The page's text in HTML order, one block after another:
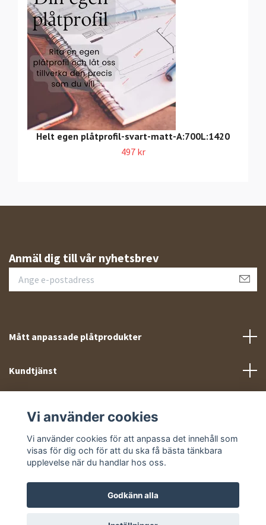
Helt egen plåtprofil-svart-matt-A:700L:1420
497 kr
Anmäl dig till vår nyhetsbrev
Mått anpassade plåtprodukter
Kundtjänst
Sociala medier
© 2026 Takprofiler.se
Vi använder cookies
Vi använder cookies för att anpassa det innehåll som
visas för dig och för att du ska få bästa tänkbara
upplevelse när du handlar hos oss.
Godkänn alla